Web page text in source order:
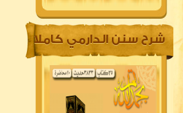
شرح سنن الدارمي كاملا